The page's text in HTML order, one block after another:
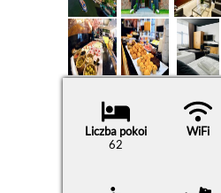
Liczba pokoi
62
WiFi